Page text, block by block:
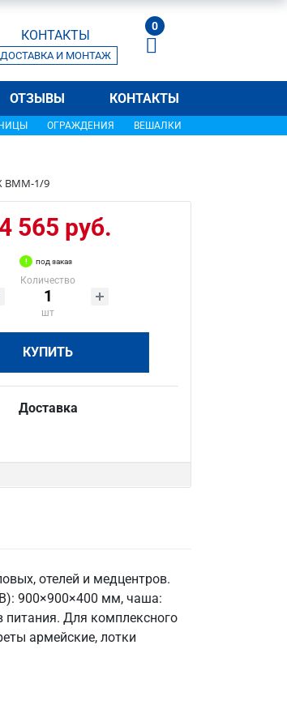
КОНТАКТЫ
ДОСТАВКА И МОНТАЖ
0
ОТЗЫВЫ КОНТАКТЫ
ОГРАЖДЕНИЯ ВЕШАЛКИ
ВММ-1/9
565 руб.
под заказ
Количество
шт
КУПИТЬ
Доставка
отелей и медцентров.
900×900×400 мм, чаша:
питания. Для комплексного
армейские, лотки